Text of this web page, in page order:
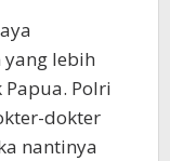
yang lebih
Polri
dokter
nantinya